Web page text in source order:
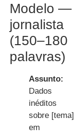
Modelo —
jornalista
(150–180
palavras)
Assunto:
Dados
inéditos
sobre [tema]
em